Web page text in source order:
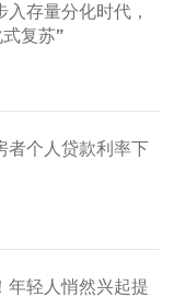
存量分化时代，
复苏”
者个人贷款利率下
年轻人悄然兴起提